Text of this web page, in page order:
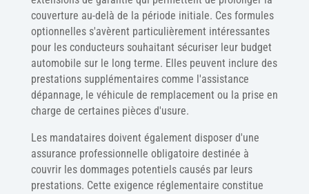
couverture au-delà de la période initiale. Ces formules
optionnelles s'avèrent particulièrement intéressantes
pour les conducteurs souhaitant sécuriser leur budget
automobile sur le long terme. Elles peuvent inclure des
prestations supplémentaires comme l'assistance
dépannage, le véhicule de remplacement ou la prise en
charge de certaines pièces d'usure.
Les mandataires doivent également disposer d'une
assurance professionnelle obligatoire destinée à
couvrir les dommages potentiels causés par leurs
prestations. Cette exigence réglementaire constitue